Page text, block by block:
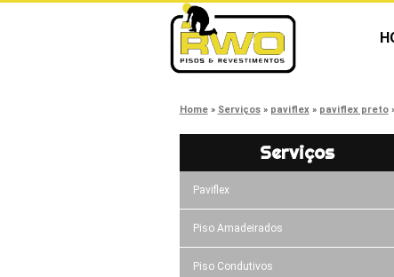
Home Serviços paviflex paviflex preto
Serviços
Paviflex
Piso Amadeirados
Piso Condutivos